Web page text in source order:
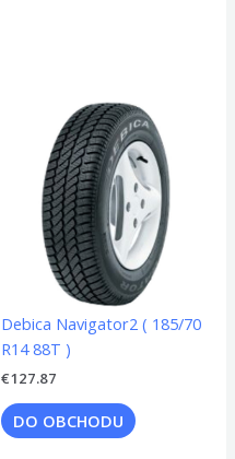
Debica Navigator2 ( 185/70
R14 88T )
€127.87
DO OBCHODU